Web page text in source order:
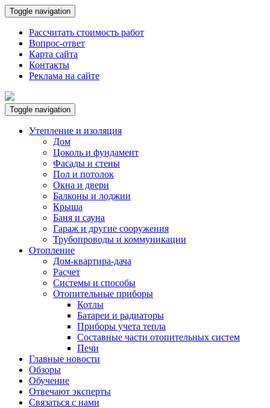
Toggle navigation
Рассчитать стоимость работ
Вопрос-ответ
Карта сайта
Контакты
Реклама на сайте
Toggle navigation
Утепление и изоляция
Дом
Цоколь и фундамент
Фасады и стены
Пол и потолок
Окна и двери
Балконы и лоджии
Крыша
Баня и сауна
Гараж и другие сооружения
Трубопроводы и коммуникации
Отопление
Дом-квартира-дача
Расчет
Системы и способы
Отопительные приборы
Котлы
Батареи и радиаторы
Приборы учета тепла
Составные части отопительных систем
Печи
Главные новости
Обзоры
Обучение
Отвечают эксперты
Связаться с нами